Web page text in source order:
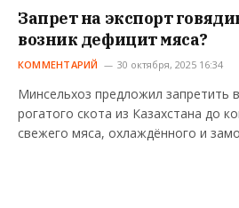
Запрет на экспорт
возник дефицит мяса?
КОММЕНТАРИЙ 30 октября, 2025 16:34
Минсельхоз предложил запретить
рогатого скота из Казахстана до
свежего мяса, охлаждённого и